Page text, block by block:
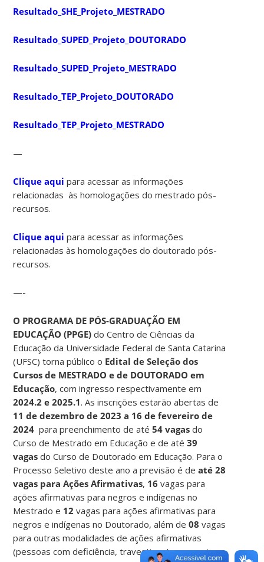
Resultado_SHE_Projeto_MESTRADO
Resultado_SUPED_Projeto_DOUTORADO
Resultado_SUPED_Projeto_MESTRADO
Resultado_TEP_Projeto_DOUTORADO
Resultado_TEP_Projeto_MESTRADO
—
Clique aqui para acessar as informações
relacionadas às homologações do mestrado pós-
recursos.
Clique aqui para acessar as informações
relacionadas às homologações do doutorado pós-
recursos.
—-
O PROGRAMA DE PÓS-GRADUAÇÃO EM
EDUCAÇÃO (PPGE) do Centro de Ciências da
Educação da Universidade Federal de Santa Catarina
(UFSC) torna público o Edital de Seleção dos
Cursos de MESTRADO e de DOUTORADO em
Educação, com ingresso respectivamente em
2024.2 e 2025.1. As inscrições estarão abertas de
11 de dezembro de 2023 a 16 de fevereiro de
2024para preenchimento de até 54 vagas do
Curso de Mestrado em Educação e de até39
vagas do Curso de Doutorado em Educação. Para o
Processo Seletivo deste ano a previsão é deaté 28
vagas para Ações Afirmativas, 16 vagas para
ações afirmativas para negros e indígenas no
Mestrado e 12 vagas para ações afirmativas para
negros e indígenas no Doutorado, além de08 vagas
para outras modalidades de ações afirmativas
(pessoas com deficiência, travestis e transexuais,